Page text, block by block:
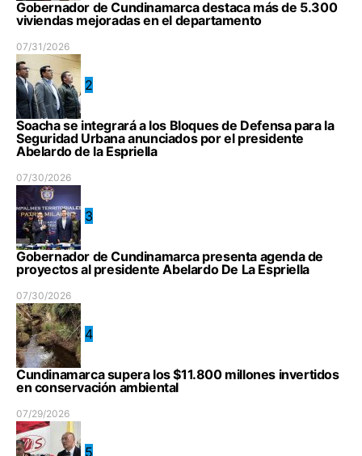
Gobernador de Cundinamarca destaca más de 5.300
viviendas mejoradas en el departamento
07/31/2026
2
Soacha se integrará a los Bloques de Defensa para la
Seguridad Urbana anunciados por el presidente
Abelardo de la Espriella
07/30/2026
3
Gobernador de Cundinamarca presenta agenda de
proyectos al presidente Abelardo De La Espriella
07/30/2026
4
Cundinamarca supera los $11.800 millones invertidos
en conservación ambiental
07/29/2026
5